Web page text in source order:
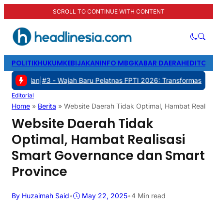
SCROLL TO CONTINUE WITH CONTENT
POLITIKHUKUMKEBIJAKANINFO MBGKABAR DAERAH
Wajah Baru Pelatnas FPTI 2026: Transformasi Manajemen,
Editorial
Home » Berita » Website Daerah Tidak Optimal, Hambat
Website Daerah Tidak
Optimal, Hambat Realisasi
Smart Governance dan Smart
Province
By Huzaimah Said• May 22, 2025•4 Min read